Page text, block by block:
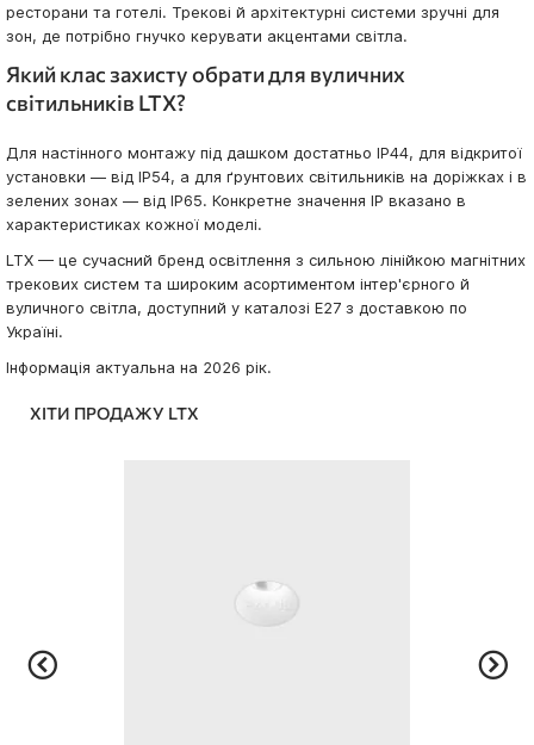
ресторани та готелі. Трекові й архітектурні системи зручні для
зон, де потрібно гнучко керувати акцентами світла.
Який клас захисту обрати для вуличних
світильників LTX?
Для настінного монтажу під дашком достатньо IP44, для відкритої
установки — від IP54, а для ґрунтових світильників на доріжках і в
зелених зонах — від IP65. Конкретне значення IP вказано в
характеристиках кожної моделі.
LTX — це сучасний бренд освітлення з сильною лінійкою магнітних
трекових систем та широким асортиментом інтер'єрного й
вуличного світла, доступний у каталозі E27 з доставкою по
Україні.
Інформація актуальна на 2026 рік.
ХІТИ ПРОДАЖУ LTX